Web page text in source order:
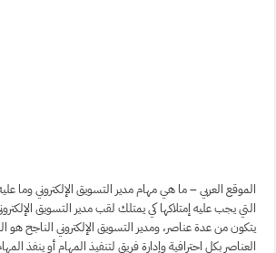
الموقع العربي – ما هي مهام مدير التسويق الإلكتروني وما
التي يجب عليه إمتلاكها كي يمتلك لقب مدير التسويق
يتكون من عدة عناصر، ومدير التسويق الإلكتروني الناجح هو
العناصر بكل احترافية وإدارة فريق لتنفيذ المهام أو ينفذ